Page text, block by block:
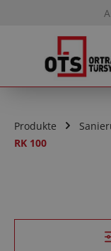
Zum Hauptinhalt
Produkte
RK 100